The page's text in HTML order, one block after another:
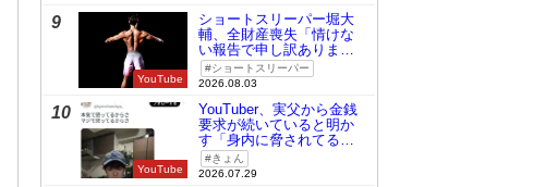
9
YouTube
ショートスリーパー堀大
輔、全財産喪失「情けな
い報告で申し訳ありませ
ん」ショートスリーパー
2026.08.03
10
YouTube
YouTuber、実父から金銭
要求が続いていると明か
す「身内に脅されてる
の」きょん
2026.07.29